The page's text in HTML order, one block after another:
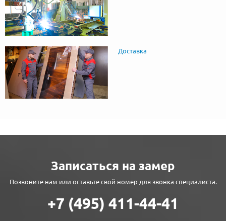
Доставка
Записаться на замер
Позвоните нам или оставьте свой номер для звонка специалиста.
+7 (495) 411-44-41